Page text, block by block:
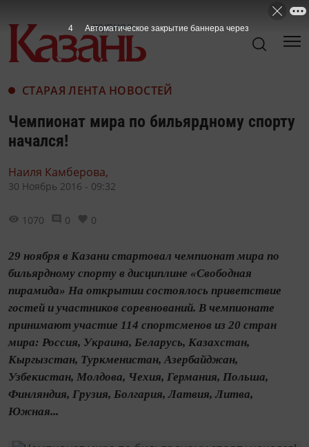
СТАРАЯ ЛЕНТА НОВОСТЕЙ
Чемпионат мира по бильярдному спорту
начался!
Наиля Камберова,
30 Ноябрь 2016 - 09:32
1070 0 0
29 ноября в Казани стартовал чемпионат мира по
бильярдному спорту в дисциплине «Свободная
пирамида» На открытии состоялось приветствие
гостей и участников соревнований. В чемпионате
принимают участие 114 спортсменов из 20 стран
мира: Россия, Украина, Беларусь, Казахстан,
Кыргызстан, Туркменистан, Азербайджан,
Узбекистан, Молдова, Чехия, Германия, Польша,
Финляндия, Грузия, Болгария, Латвия, Литва,
Южная...
3 Автоматическое закрытие баннера через